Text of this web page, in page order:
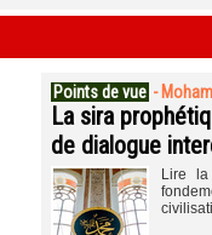
Points de vue -
La sira
de dialogue
Lire